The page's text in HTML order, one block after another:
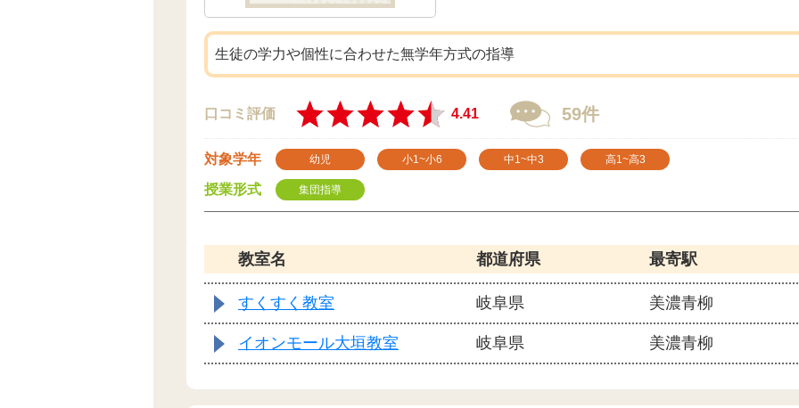
生徒の学力や個性に合わせた無学年方式の指導
口コミ評価 4.41 59件
対象学年 幼児 小1~小6 中1~中3 高1~高3
授業形式 集団指導
教室名 都道府県 最寄駅
すくすく教室 岐阜県 美濃青柳
イオンモール大垣教室 岐阜県 美濃青柳